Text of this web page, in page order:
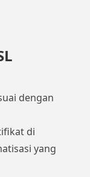
dengan
di
yang